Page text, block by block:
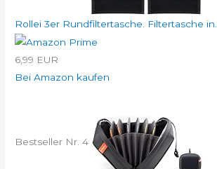
Rollei 3er Rundfiltertasche. Filtertasche in...
6,99 EUR
Bei Amazon kaufen
Bestseller Nr. 4